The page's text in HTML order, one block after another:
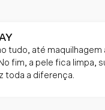
tudo, até maquilhagem
fim, a pele fica limpa,
toda a diferença.